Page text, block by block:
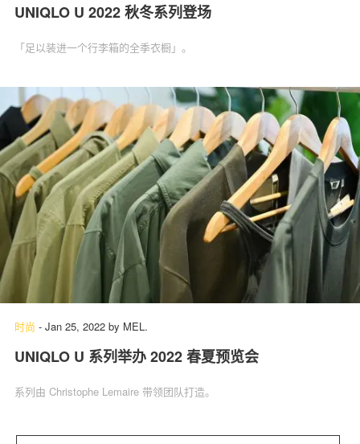
UNIQLO U 2022 秋冬系列登场
「足以装进一个行李箱的全季衣橱」。
时尚 - Jan 25, 2022 by MEL.
UNIQLO U 系列举办 2022 春夏预览会
系列由 Christophe Lemaire 带领团队打造。